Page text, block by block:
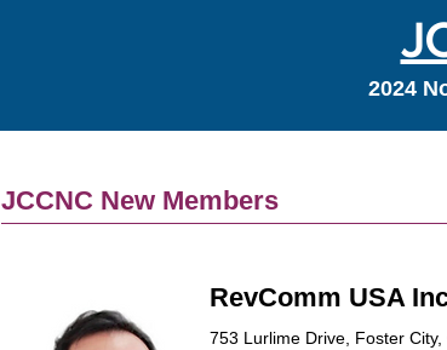
2024
JCCNC New Members
RevComm USA
753 Lurlime Drive, Foster City,